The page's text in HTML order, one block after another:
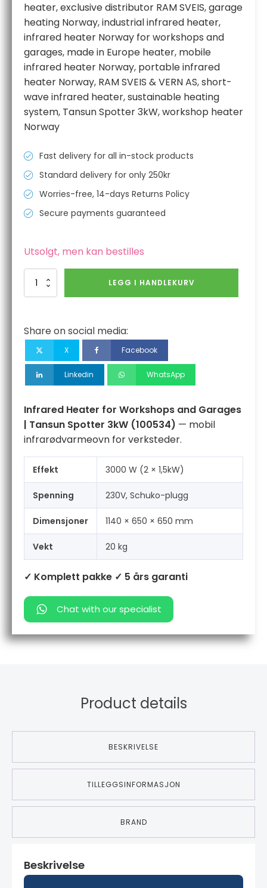
heater,exclusive distributor RAM SVEIS,garage
heating Norway,industrial infrared heater,
infrared heater Norway for workshops and
garages, made in Europe heater, mobile
infrared heater Norway, portable infrared
heater Norway, RAM SVEIS & VERN AS,short-
wave infrared heater,sustainable heating
system, Tansun Spotter 3kW,workshop heater
Norway
Fast delivery for all in-stock products
Standard delivery for only 250kr
Worries-free, 14-days Returns Policy
Secure payments guaranteed
Utsolgt, men kan bestilles
Infrared
Garages
Spotter
3kW
LEGG I HANDLEKURV
Share on social media:
X Facebook
Linkedin WhatsApp
Infrared Heater for Workshops and Garages
| Tansun Spotter 3kW (100534) — mobil
infrarødvarmeovn for verksteder.
Effekt 3000 W (2 × 1,5kW)
Spenning 230V, Schuko-plugg
Dimensjoner 1140 × 650 × 650 mm
Vekt 20 kg
✓ Komplett pakke ✓ 5 års garanti
Chat with our specialist
Product details
BESKRIVELSE
TILLEGGSINFORMASJON
BRAND
Beskrivelse